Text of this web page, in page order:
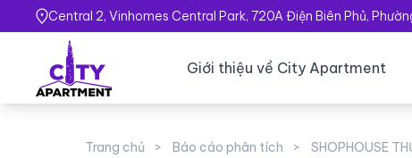
Central 2, Vinhomes Central Park, 720A Điện Biên Phủ,
Giới thiệu về City Apartment
Trang chủ Báo cáo phân tích SHOPHOUSE